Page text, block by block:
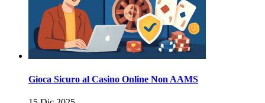
Gioca Sicuro al Casino Online Non AAMS